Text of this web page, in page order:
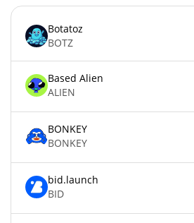
Botatoz
BOTZ
Based Alien
ALIEN
BONKEY
BONKEY
bid.launch
BID